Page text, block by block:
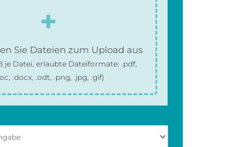
Sie Dateien zum Upload aus
je Datei, erlaubte Dateiformate:.pdf,
.docx, .odt, .png, .jpg, .gif)